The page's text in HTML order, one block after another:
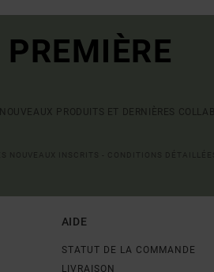
PRODUITS ET DERNIÈRES COLLAB'
AIDE
STATUT DE LA COMMANDE
LIVRAISON